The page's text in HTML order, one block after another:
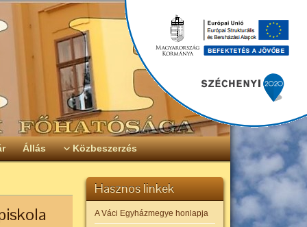
Állás Közbeszerzés
Hasznos linkek
A Váci Egyházmegye honlapja